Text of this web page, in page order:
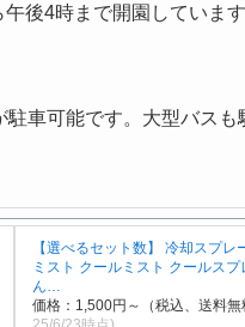
後4時まで開園していま
車可能です。大型バス
【選べるセット数】 冷却スプレ
ミスト クールミスト クールスプ
ん…
価格：1,500円～（税込、送料無